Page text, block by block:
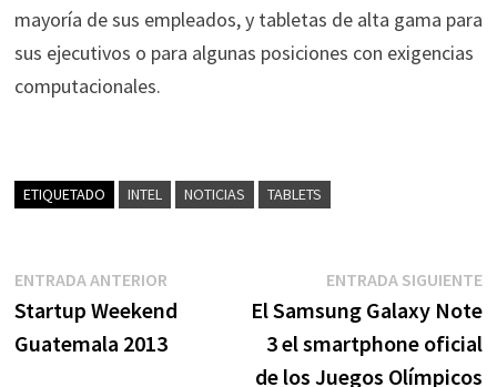
mayoría de sus empleados, y tabletas de alta gama para
sus ejecutivos o para algunas posiciones con exigencias
computacionales.
ETIQUETADO INTEL NOTICIAS TABLETS
Navegación
de
ENTRADA ANTERIOREntrada
anterior:
Startup Weekend
Guatemala 2013
ENTRADA SIGUIENTE
El Samsung Galaxy Note
3 el smartphone oficial
de los Juegos Olímpicos